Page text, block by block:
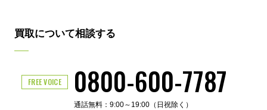
買取について相談する
FREE VOICE 0800-600-7787
通話無料：9:00～19:00（日祝除く）